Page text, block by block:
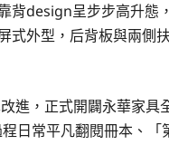
背design呈步步高升態
式外型，后背板與兩側
進，正式開闢永華家
日常平凡翻閱冊本、「